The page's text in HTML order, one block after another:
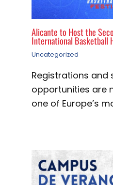
Alicante to Host the
International Basketball
Uncategorized
Registrations and
opportunities are
one of Europe’s